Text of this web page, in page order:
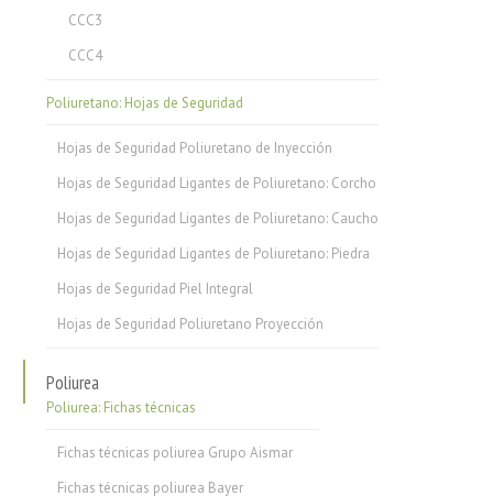
CCC3
CCC4
Poliuretano: Hojas de Seguridad
Hojas de Seguridad Poliuretano de Inyección
Hojas de Seguridad Ligantes de Poliuretano: Corcho
Hojas de Seguridad Ligantes de Poliuretano: Caucho
Hojas de Seguridad Ligantes de Poliuretano: Piedra
Hojas de Seguridad Piel Integral
Hojas de Seguridad Poliuretano Proyección
Poliurea
Poliurea: Fichas técnicas
Fichas técnicas poliurea Grupo Aismar
Fichas técnicas poliurea Bayer